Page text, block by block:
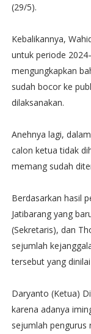
(29/5).
​Kebalikannya,
untuk periode
mengungkapkan
sudah bocor ke
dilaksanakan.
Anehnya lagi,
calon ketua tidak
memang sudah
​​Berdasarkan hasil
Jatibarang yang
(Sekretaris), dan
sejumlah
tersebut yang
​Daryanto (Ketua)
karena adanya
sejumlah